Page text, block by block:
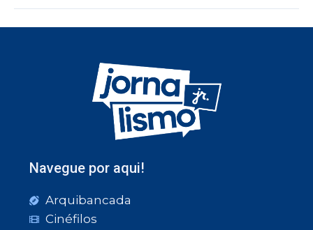
Navegue por aqui!
Arquibancada
Cinéfilos